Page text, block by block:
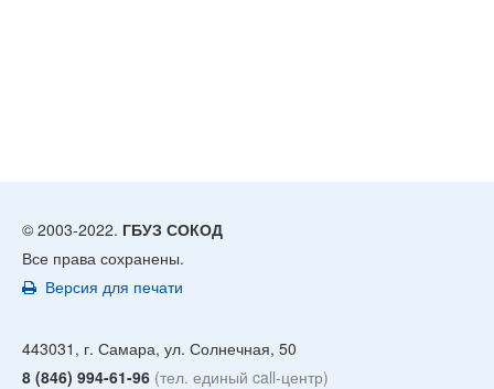
© 2003-2022. ГБУЗ СОКОД
Все права сохранены.
Версия для печати
443031, г. Самара, ул. Солнечная, 50
8 (846) 994-61-96 (тел. единый call-центр)